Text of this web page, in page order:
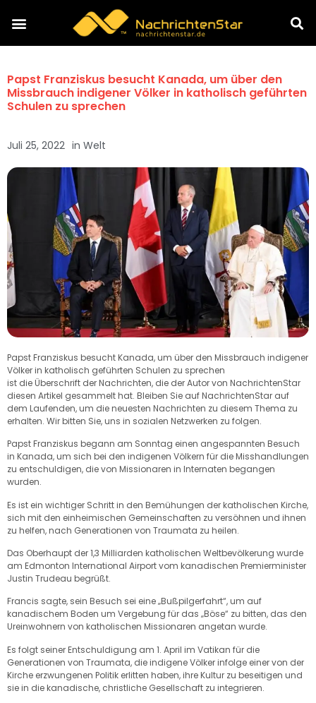
Papst Franziskus besucht Kanada, um über den
Missbrauch indigener Völker in katholisch geführten
Schulen zu sprechen
Juli 25, 2022 in Welt
Papst Franziskus besucht Kanada, um über den Missbrauch indigener
Völker in katholisch geführten Schulen zu sprechen
ist die Überschrift der Nachrichten, die der Autor von NachrichtenStar
diesen Artikel gesammelt hat. Bleiben Sie auf NachrichtenStar auf
dem Laufenden, um die neuesten Nachrichten zu diesem Thema zu
erhalten. Wir bitten Sie, uns in sozialen Netzwerken zu folgen.
Papst Franziskus begann am Sonntag einen angespannten Besuch
in Kanada, um sich bei den indigenen Völkern für die Misshandlungen
zu entschuldigen, die von Missionaren in Internaten begangen
wurden.
Es ist ein wichtiger Schritt in den Bemühungen der katholischen Kirche,
sich mit den einheimischen Gemeinschaften zu versöhnen und ihnen
zu helfen, nach Generationen von Traumata zu heilen.
Das Oberhaupt der 1,3 Milliarden katholischen Weltbevölkerung wurde
am Edmonton International Airport vom kanadischen Premierminister
Justin Trudeau begrüßt.
Francis sagte, sein Besuch sei eine „Bußpilgerfahrt“, um auf
kanadischem Boden um Vergebung für das „Böse“ zu bitten, das den
Ureinwohnern von katholischen Missionaren angetan wurde.
Es folgt seiner Entschuldigung am 1. April im Vatikan für die
Generationen von Traumata, die indigene Völker infolge einer von der
Kirche erzwungenen Politik erlitten haben, ihre Kultur zu beseitigen und
sie in die kanadische, christliche Gesellschaft zu integrieren.